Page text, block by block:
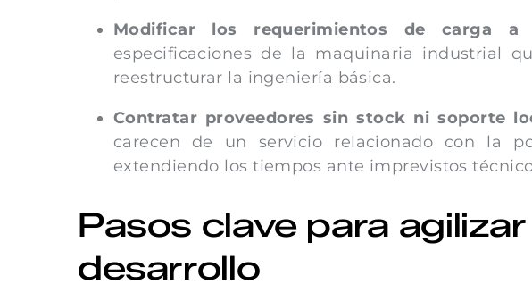
Modificar los requerimientos de carga a
especificaciones de la maquinaria industrial
reestructurar la ingeniería básica.
Contratar proveedores sin stock ni soporte
carecen de un servicio relacionado con la
extendiendo los tiempos ante imprevistos
Pasos clave para
desarrollo